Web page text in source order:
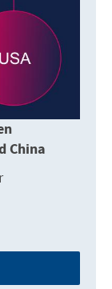
China